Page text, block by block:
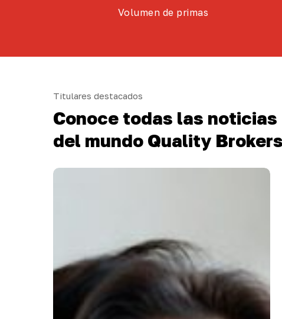
Volumen de primas
Titulares destacados
Conoce todas las noticias
del mundo Quality Brokers